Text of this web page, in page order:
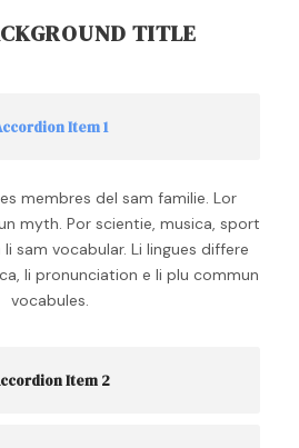
TITLE
Item 1
membres del sam familie. Lor
myth. Por scientie, musica, sport
sam vocabular. Li lingues differe
li pronunciation e li plu commun
vocabules.
Item 2